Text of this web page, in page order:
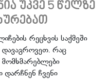
უკვე 5 წელზე
რეცხვის საქმეში
დავაგროვეთ. რაც
მომხმარებლები
ჩვენი